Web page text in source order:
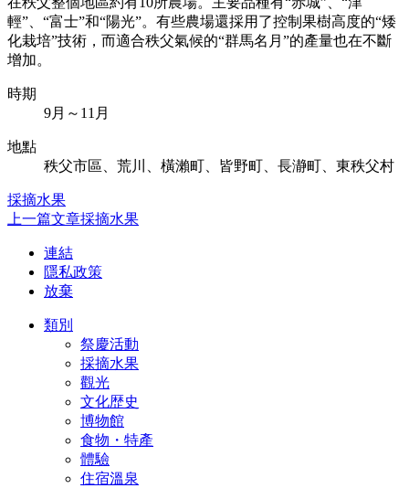
輕”、“富士”和“陽光”。有些農場還採用了控制果樹高度的“矮
化栽培”技術，而適合秩父氣候的“群馬名月”的產量也在不斷
增加。
時期
9月～11月
地點
秩父市區、荒川、橫瀨町、皆野町、長瀞町、東秩父村
採摘水果
上一篇文章採摘水果
連結
隱私政策
放棄
類別
祭慶活動
採摘水果
觀光
文化歴史
博物館
食物・特產
體驗
住宿溫泉